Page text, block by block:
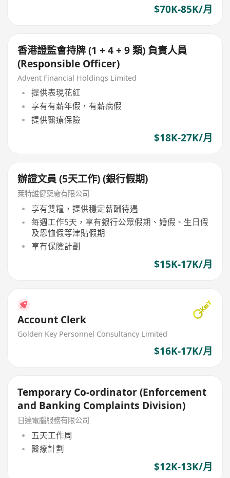
$70K-85K/月
香港證監會持牌 (1 + 4 + 9 類) 負責人員
(Responsible Officer)
Advent Financial Holdings Limited
提供表現花紅
享有有薪年假，有薪病假
提供醫療保險
$18K-27K/月
辦證文員 (5天工作) (銀行假期)
萊特維健藥廠有限公司
享有雙糧，提供穩定薪酬待遇
每週工作5天，享有銀行公眾假期、婚假、生日假
及恩恤假等津貼假期
享有保險計劃
$15K-17K/月
Account Clerk
Golden Key Personnel Consultancy Limited
$16K-17K/月
Temporary Co-ordinator (Enforcement
and Banking Complaints Division)
日達電腦服務有限公司
五天工作周
醫療計劃
$12K-13K/月